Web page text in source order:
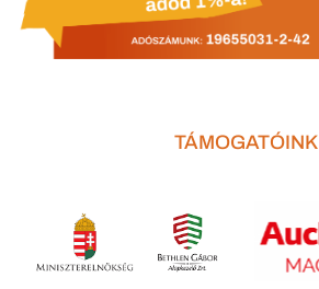
TÁMOGATÓINK